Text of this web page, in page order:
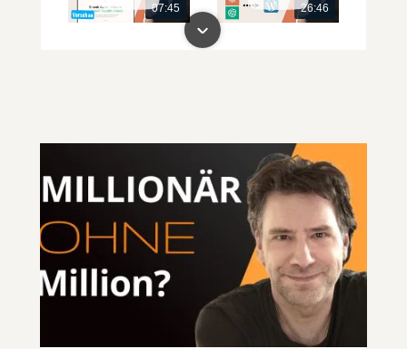
07:45 26:46